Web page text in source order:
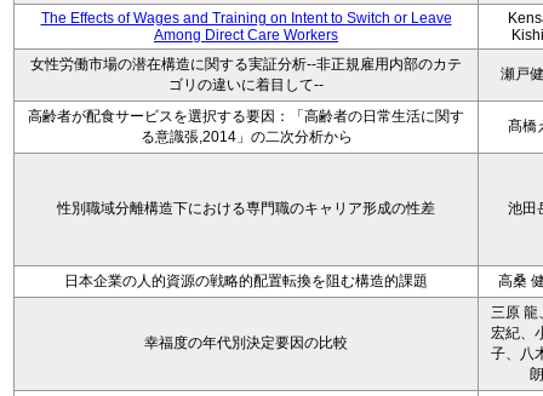
The Effects of Wages and Training on Intent to Switch or Leave
Among Direct Care Workers
女性労働市場の潜在構造に関する実証分析--非正規雇用内部のカテ
ゴリの違いに着目して--
瀬戸
高齢者が配食サービスを選択する要因：「高齢者の日常生活に関す
る意識張,2014」の二次分析から
髙橋
性別職域分離構造下における専門職のキャリア形成の性差 池田
日本企業の人的資源の戦略的配置転換を阻む構造的課題 高桑
幸福度の年代別決定要因の比較
三原 龍
宏紀、
子、八
朗